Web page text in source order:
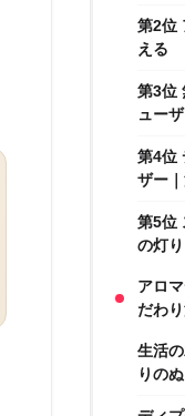
第2位
える
第3位
ュー
第4位
ザー
第5位
の灯
アロ
だわ
生活
りの